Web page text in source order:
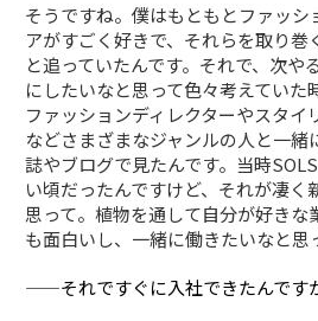
そうですね。僕はもともとファッシ
アがすごく好きで、それらを取り巻
と追っていたんです。それで、次や
にしたいなと思って色々考えていた
ファッションディレクターやスタイ
などさまざまなジャンルの人と一
誌やブログで見たんです。当時
い頃だったんですけど、それが凄く
思って。植物を通して自分が好きな
も面白いし、一緒に働きたいなと思
——それですぐに入社できたんです